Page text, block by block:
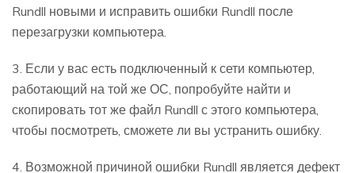
Rundll новыми и исправить ошибки Rundll после
перезагрузки компьютера.
3. Если у вас есть подключенный к сети компьютер,
работающий на той же ОС, попробуйте найти и
скопировать тот же файл Rundll с этого компьютера,
чтобы посмотреть, сможете ли вы устранить ошибку.
4. Возможной причиной ошибки Rundll является дефект